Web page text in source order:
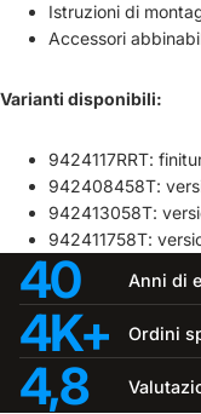
Istruzioni di
Accessori
Varianti disponibili:
9424117RRT:
942408458T:
942413058T:
942411758T:
40 Anni di
4K+ Ordini
4,8